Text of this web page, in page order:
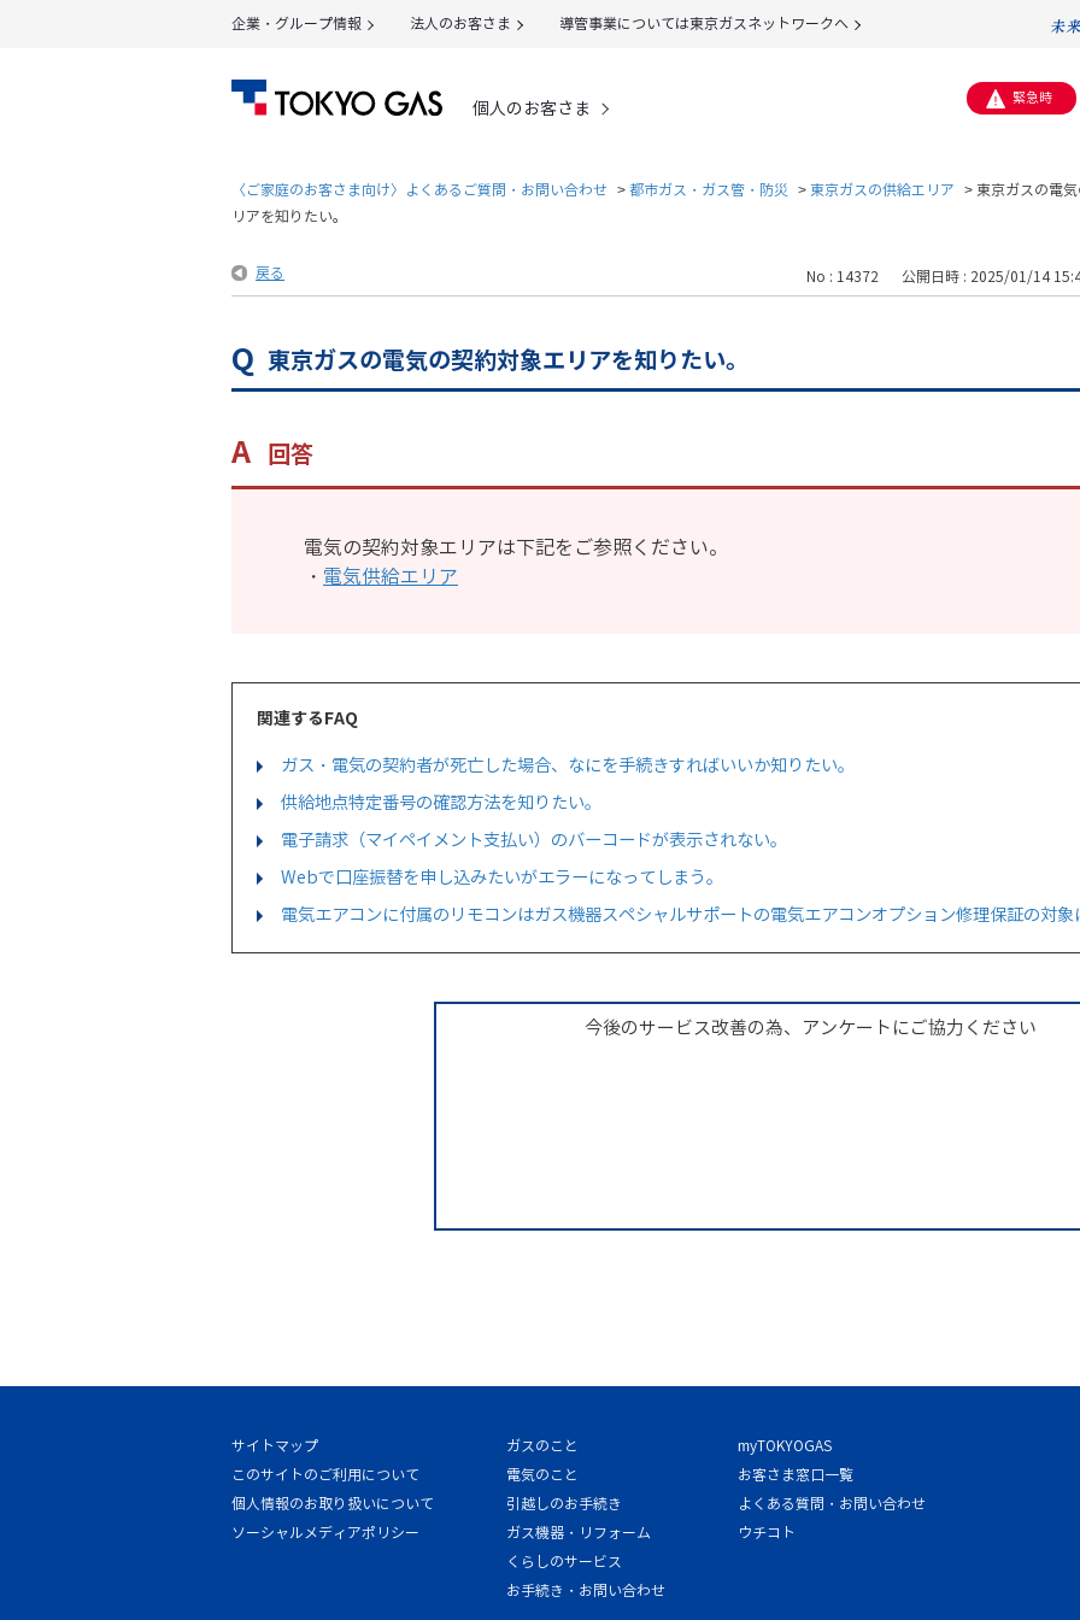
企業・グループ情報 法人のお客さま 導管事業については東京ガスネットワークへ
個人のお客さま 緊急時
〈ご家庭のお客さま向け〉よくあるご質問・お問い合わせ >都市ガス・ガス管・防災 >東京ガスの供給エリア >東京ガスの電
リアを知りたい。
戻る No : 14372 公開日時 : 2025/01/14
東京ガスの電気の契約対象エリアを知りたい。
回答
電気の契約対象エリアは下記をご参照ください。
・ 電気供給エリア
関連するFAQ
ガス・電気の契約者が死亡した場合、なにを手続きすればいいか知りたい。
供給地点特定番号の確認方法を知りたい。
電子請求（マイペイメント支払い）のバーコードが表示されない。
Webで口座振替を申し込みたいがエラーになってしまう。
電気エアコンに付属のリモコンはガス機器スペシャルサポートの電気エアコンオプション修理保証の対象
今後のサービス改善の為、アンケートにご協力ください
サイトマップ
このサイトのご利用について
個人情報のお取り扱いについて
ソーシャルメディアポリシー
ガスのこと
電気のこと
引越しのお手続き
ガス機器・リフォーム
くらしのサービス
お手続き・お問い合わせ
myTOKYOGAS
お客さま窓口一覧
よくある質問・お問い合わせ
ウチコト